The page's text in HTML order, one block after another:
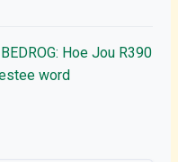
Hoe Jou R390
word